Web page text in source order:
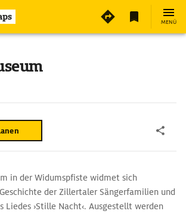
MENÜ
in der Widumspfiste widmet sich
der Zillertaler Sängerfamilien und
Liedes ›Stille Nacht‹. Ausgestellt werden